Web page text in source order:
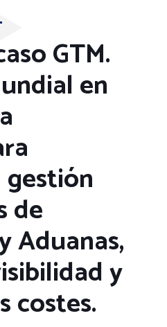
GTM.
en
de
Aduanas,
y
costes.